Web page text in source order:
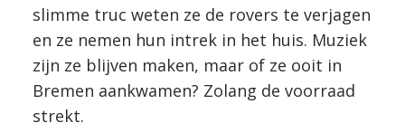
slimme truc weten ze de rovers te verjagen
en ze nemen hun intrek in het huis. Muziek
zijn ze blijven maken, maar of ze ooit in
Bremen aankwamen? Zolang de voorraad
strekt.